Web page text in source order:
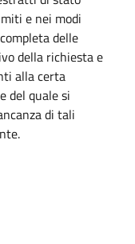
e nei modi
delle
della richiesta e
alla certa
del quale si
di tali